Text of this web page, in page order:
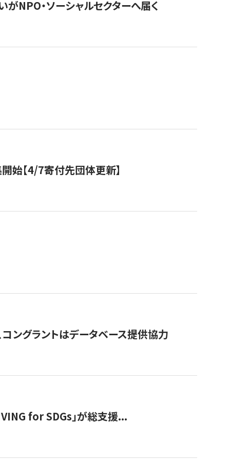
NPO・ソーシャルセクターへ届く
始【4/7寄付先団体更新】
ングラントはデータベース提供協力
for SDGs」が総支援...